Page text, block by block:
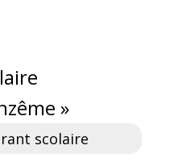
»
scolaire